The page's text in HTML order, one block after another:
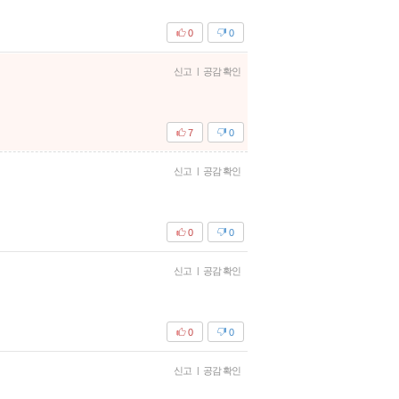
0
0
신고 | 공감 확인
0
7
신고 | 공감 확인
0
0
신고 | 공감 확인
0
0
신고 | 공감 확인